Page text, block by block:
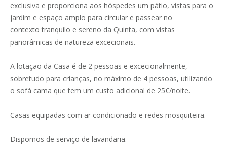
exclusiva e proporciona aos hóspedes um pátio, vistas para o
jardim e espaço amplo para circular e passear no
contexto tranquilo e sereno da Quinta, com vistas
panorâmicas de natureza excecionais.
A lotação da Casa é de 2 pessoas e excecionalmente,
sobretudo para crianças, no máximo de 4 pessoas, utilizando
o sofá cama que tem um custo adicional de 25€/noite.
Casas equipadas com ar condicionado e redes mosquiteira.
Dispomos de serviço de lavandaria.